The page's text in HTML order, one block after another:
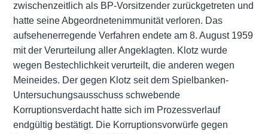
zwischenzeitlich als BP-Vorsitzender zurückgetreten und
hatte seine Abgeordnetenimmunität verloren. Das
aufsehenerregende Verfahren endete am 8. August 1959
mit der Verurteilung aller Angeklagten. Klotz wurde
wegen Bestechlichkeit verurteilt, die anderen wegen
Meineides. Der gegen Klotz seit dem Spielbanken-
Untersuchungsausschuss schwebende
Korruptionsverdacht hatte sich im Prozessverlauf
endgültig bestätigt. Die Korruptionsvorwürfe gegen